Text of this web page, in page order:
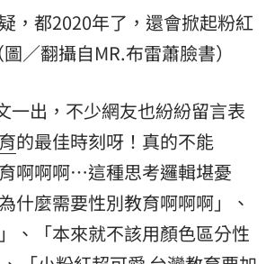
，都2020年了，還會掀起粉紅
／翻攝自MR.布雷蕭臉書）
一出，不少網友也紛紛留言表
的最佳時刻呀！真的不能
啊啊啊⋯這種思考邏輯堪憂
什麼需要性別教育啊啊啊」、
、「本來就不該用顏色區分性